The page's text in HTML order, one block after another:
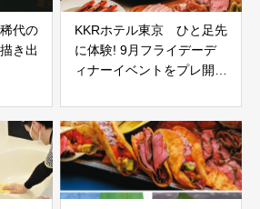
代の
き出
KKRホテル東京 ひと足先
に体験! 9月フライデーデ
ィナーイベントをプレ開